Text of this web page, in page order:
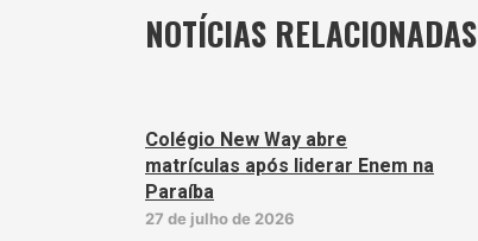
NOTÍCIAS RELACIONADAS
Colégio New Way abre
matrículas após liderar Enem na
Paraíba
27 de julho de 2026